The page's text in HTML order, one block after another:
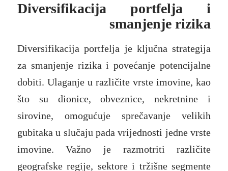
Diversifikacija portfelja i
smanjenje rizika
Diversifikacija portfelja je ključna strategija
za smanjenje rizika i povećanje potencijalne
dobiti. Ulaganje u različite vrste imovine, kao
što su dionice, obveznice, nekretnine i
sirovine, omogućuje sprečavanje velikih
gubitaka u slučaju pada vrijednosti jedne vrste
imovine. Važno je razmotriti različite
geografske regije, sektore i tržišne segmente